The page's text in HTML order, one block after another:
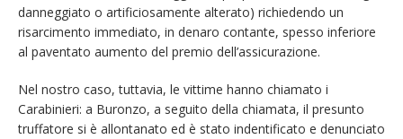
danneggiato o artificiosamente alterato) richiedendo un
risarcimento immediato, in denaro contante, spesso inferiore
al paventato aumento del premio dell’assicurazione.
Nel nostro caso, tuttavia, le vittime hanno chiamato i
Carabinieri: a Buronzo, a seguito della chiamata, il presunto
truffatore si è allontanato ed è stato indentificato e denunciato